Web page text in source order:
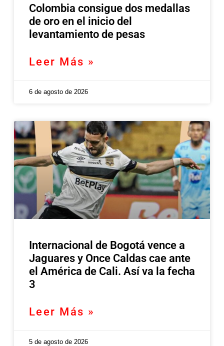
Colombia consigue dos medallas
de oro en el inicio del
levantamiento de pesas
Leer Más »
6 de agosto de 2026
Internacional de Bogotá vence a
Jaguares y Once Caldas cae ante
el América de Cali. Así va la fecha
3
Leer Más »
5 de agosto de 2026